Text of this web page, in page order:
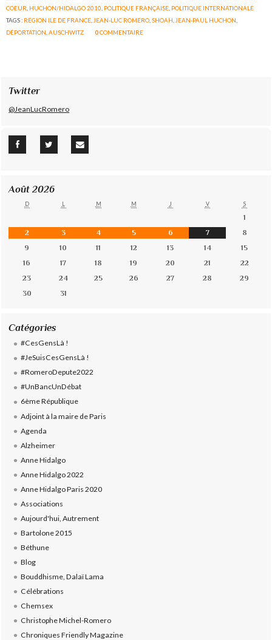
COEUR HUCHON/HIDALGO 2010 POLITIQUE FRANÇAISE POLITIQUE INTERNATIONALE
TAGS : RÉGION ILE DE FRANCE JEAN-LUC ROMERO ,SHOAH JEAN-PAUL HUCHON
DÉPORTATION ,AUSCHWITZ 0COMMENTAIRE
Twitter
@JeanLucRomero
Août 2026
D L M M J V S
1
2
3 4 5 6 7
8
9
10 11 12 13 14
15
16
17 18 19 20 21
22
23
24 25 26 27 28
29
30
31
Catégories
#CesGensLà !
#JeSuisCesGensLà !
#RomeroDepute2022
#UnBancUnDébat
6ème République
Adjoint à la maire de Paris
Agenda
Alzheimer
Anne Hidalgo
Anne Hidalgo 2022
Anne Hidalgo Paris 2020
Associations
Aujourd'hui, Autrement
Bartolone 2015
Béthune
Blog
Bouddhisme, Dalaï Lama
Célébrations
Chemsex
Christophe Michel-Romero
Chroniques Friendly Magazine